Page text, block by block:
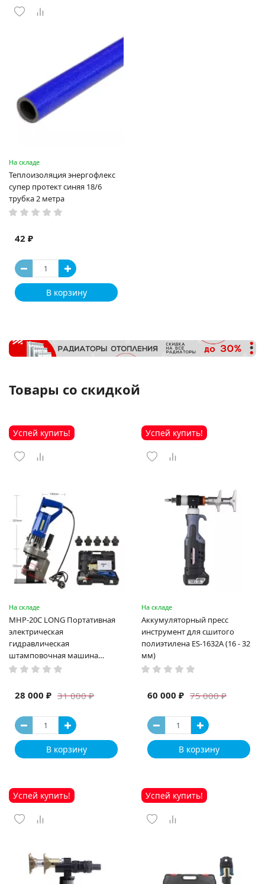
На складе
Теплоизоляция энергофлекс
супер протект синяя 18/6
трубка 2 метра
42 ₽
В корзину
Товары со скидкой
Успей купить!
На складе
MHP-20C LONG Портативная
электрическая
гидравлическая
штамповочная машина
высокая мощность и мощный
машина
31 000 ₽
28 000 ₽
В корзину
Успей купить!
На складе
Аккумуляторный пресс
инструмент для сшитого
полиэтилена ES-1632A (16 - 32
мм)
75 000 ₽
60 000 ₽
В корзину
Успей купить! Успей купить!